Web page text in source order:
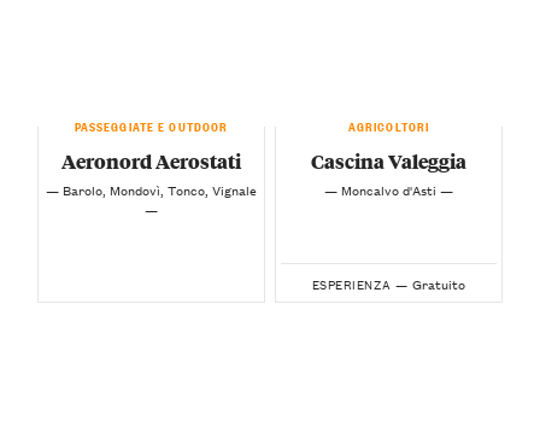
PASSEGGIATE E OUTDOOR
Aeronord Aerostati
— Barolo, Mondovì, Tonco, Vignale
—
AGRICOLTORI
Cascina Valeggia
— Moncalvo d'Asti —
ESPERIENZA — Gratuito